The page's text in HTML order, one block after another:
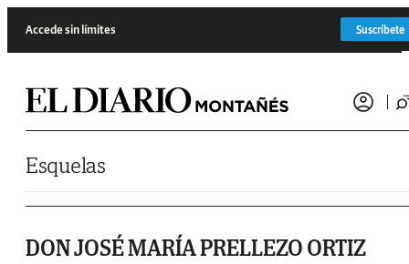
Accede sin límites Suscríbete
Esquelas
DON JOSÉ MARÍA PRELLEZO ORTIZ